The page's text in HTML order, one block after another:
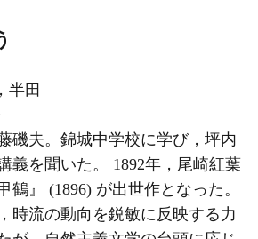
半田
磯夫。錦城中学校に学び，坪内
義を聞いた。 1892年，尾崎紅葉
鶴』 (1896) が出世作となった。
時流の動向を鋭敏に反映する力